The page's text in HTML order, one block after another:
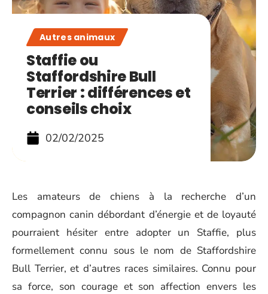
Autres animaux
Staffie ou
Staffordshire Bull
Terrier : différences et
conseils choix
02/02/2025
Les amateurs de chiens à la recherche d’un
compagnon canin débordant d’énergie et de loyauté
pourraient hésiter entre adopter un Staffie, plus
formellement connu sous le nom de Staffordshire
Bull Terrier, et d’autres races similaires. Connu pour
sa force, son courage et son affection envers les